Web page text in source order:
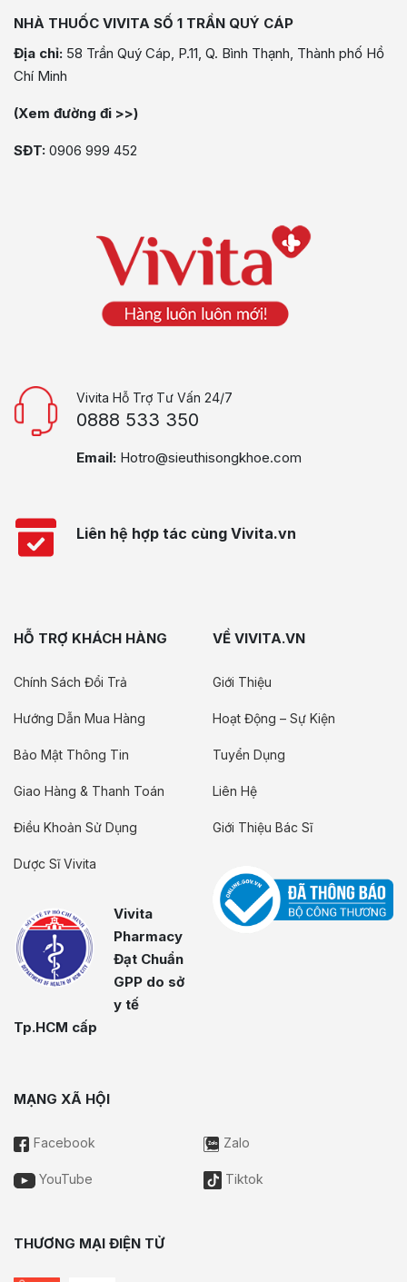
NHÀ THUỐC VIVITA SỐ 1 TRẦN QUÝ CÁP
Địa chỉ: 58 Trần Quý Cáp, P.11, Q. Bình Thạnh, Thành phố Hồ
Chí Minh
(Xem đường đi >>)
SĐT: 0906 999 452
Vivita Hỗ Trợ Tư Vấn 24/7
0888 533 350
Email: Hotro@sieuthisongkhoe.com
Liên hệ hợp tác cùng Vivita.vn
HỖ TRỢ KHÁCH HÀNG
Chính Sách Đổi Trả
Hướng Dẫn Mua Hàng
Bảo Mật Thông Tin
Giao Hàng & Thanh Toán
Điều Khoản Sử Dụng
Dược Sĩ Vivita
Vivita
Pharmacy
Đạt Chuẩn
GPP do sở
y tế
Tp.HCM cấp
VỀ VIVITA.VN
Giới Thiệu
Hoạt Động – Sự Kiện
Tuyển Dụng
Liên Hệ
Giới Thiệu Bác Sĩ
MẠNG XÃ HỘI
Facebook Zalo
YouTube Tiktok
THƯƠNG MẠI ĐIỆN TỬ